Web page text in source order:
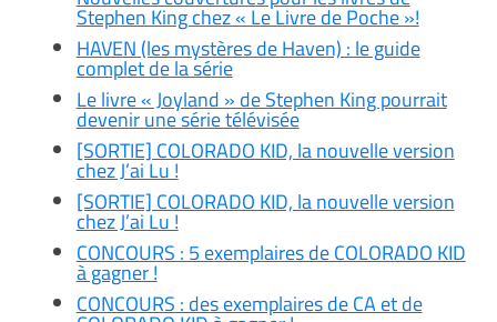
Stephen King chez « Le Livre de Poche »!
HAVEN (les mystères de Haven) : le guide
complet de la série
Le livre « Joyland » de Stephen King pourrait
devenir une série télévisée
[SORTIE] COLORADO KID, la nouvelle version
chez J’ai Lu !
[SORTIE] COLORADO KID, la nouvelle version
chez J’ai Lu !
CONCOURS : 5 exemplaires de COLORADO KID
à gagner !
CONCOURS : des exemplaires de CA et de